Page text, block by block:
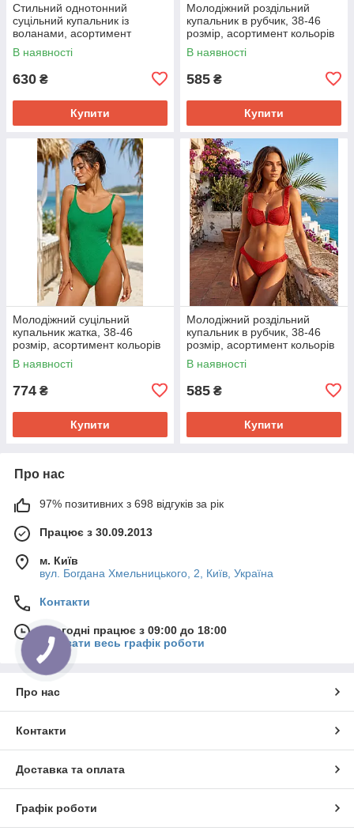
Стильний однотонний
суцільний купальник із
воланами, асортимент
кольорів
В наявності
630 ₴
Купити
Молодіжний роздільний
купальник в рубчик, 38-46
розмір, асортимент кольорів
В наявності
585 ₴
Купити
Молодіжний суцільний
купальник жатка, 38-46
розмір, асортимент кольорів
В наявності
774 ₴
Купити
Молодіжний роздільний
купальник в рубчик, 38-46
розмір, асортимент кольорів
В наявності
585 ₴
Купити
Про нас
97% позитивних з 698 відгуків за рік
Працює з 30.09.2013
м. Київ
вул. Богдана Хмельницького, 2, Київ, Україна
Контакти
Сьогодні працює з 09:00 до 18:00
Показати весь графік роботи
Про нас
Контакти
Доставка та оплата
Графік роботи